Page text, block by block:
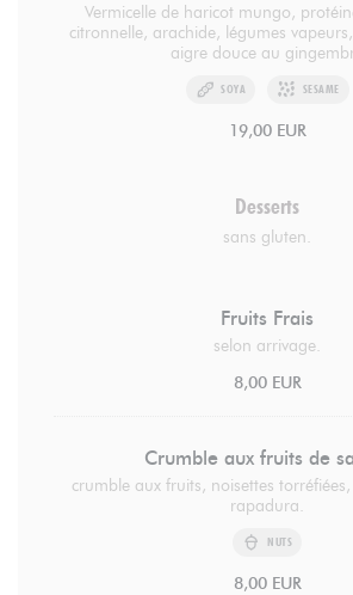
Vermicelle de haricot mungo,
citronnelle, arachide, légumes
aigre douce au
SOYA SESAME
19,00 EUR
Desserts
sans gluten.
Fruits Frais
selon arrivage.
8,00 EUR
Crumble aux fruits de
crumble aux fruits, noisettes
rapadura.
NUTS
8,00 EUR